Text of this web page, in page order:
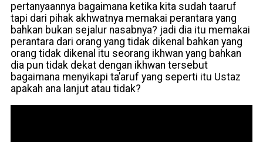
pertanyaannya bagaimana ketika kita sudah taaruf
tapi dari pihak akhwatnya memakai perantara yang
bahkan bukan sejalur nasabnya? jadi dia itu memakai
perantara dari orang yang tidak dikenal bahkan yang
orang tidak dikenal itu seorang ikhwan yang bahkan
dia pun tidak dekat dengan ikhwan tersebut
bagaimana menyikapi ta’aruf yang seperti itu Ustaz
apakah ana lanjut atau tidak?